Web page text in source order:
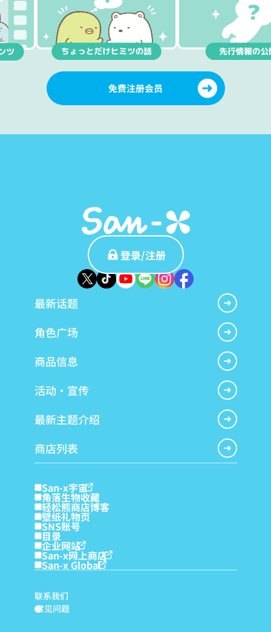
免费注册会员
登录/注册
最新话题
角色广场
商品信息
活动・宣传
最新主题介绍
商店列表
San-x宇宙
角落生物收藏
轻松熊商店博客
壁纸礼物页
SNS账号
目录
企业网站
San-x网上商店
San-x Global
联系我们
?
常见问题